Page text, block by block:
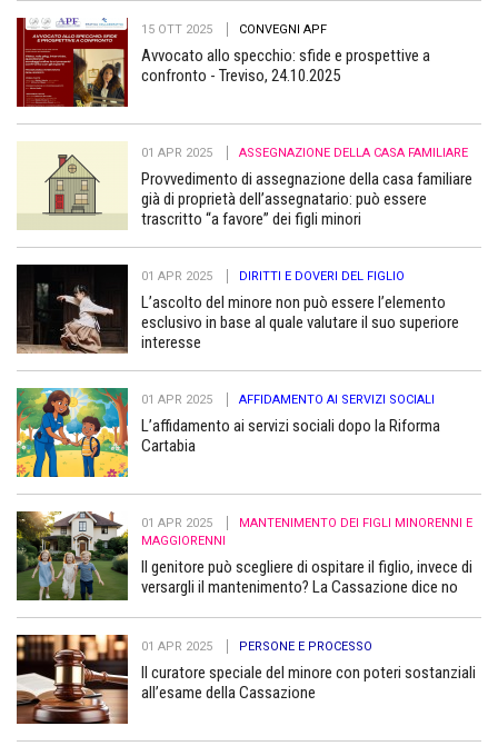
15 OTT 2025 CONVEGNI APF
Avvocato allo specchio: sfide e prospettive a
confronto - Treviso, 24.10.2025
01 APR 2025 ASSEGNAZIONE DELLA CASA FAMILIARE
Provvedimento di assegnazione della casa familiare
già di proprietà dell’assegnatario: può essere
trascritto “a favore” dei figli minori
01 APR 2025 DIRITTI E DOVERI DEL FIGLIO
L’ascolto del minore non può essere l’elemento
esclusivo in base al quale valutare il suo superiore
interesse
01 APR 2025 AFFIDAMENTO AI SERVIZI SOCIALI
L’affidamento ai servizi sociali dopo la Riforma
Cartabia
01 APR 2025
MANTENIMENTO DEI FIGLI MINORENNI E
MAGGIORENNI
Il genitore può scegliere di ospitare il figlio, invece di
versargli il mantenimento? La Cassazione dice no
01 APR 2025 PERSONE E PROCESSO
Il curatore speciale del minore con poteri sostanziali
all’esame della Cassazione